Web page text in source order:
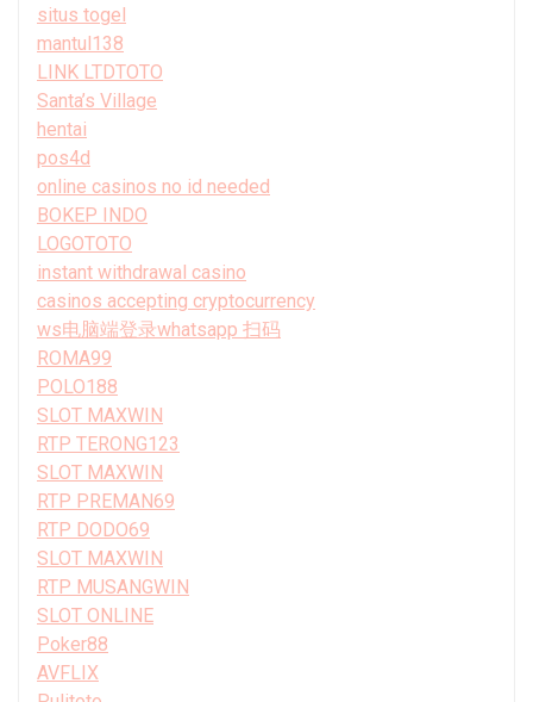
situs togel
mantul138
LINK LTDTOTO
Santa’s Village
hentai
pos4d
online casinos no id needed
BOKEP INDO
LOGOTOTO
instant withdrawal casino
casinos accepting cryptocurrency
ws电脑端登录whatsapp 扫码
ROMA99
POLO188
SLOT MAXWIN
RTP TERONG123
SLOT MAXWIN
RTP PREMAN69
RTP DODO69
SLOT MAXWIN
RTP MUSANGWIN
SLOT ONLINE
Poker88
AVFLIX